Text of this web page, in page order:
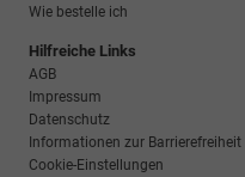
Wie bestelle ich
Hilfreiche Links
AGB
Impressum
Datenschutz
Informationen zur Barrierefreiheit
Cookie-Einstellungen